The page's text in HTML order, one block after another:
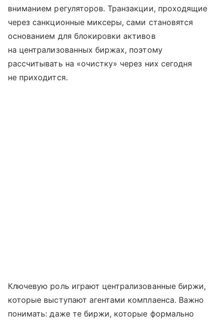
вниманием регуляторов. Транзакции, проходящие
через санкционные миксеры, сами становятся
основанием для блокировки активов
на централизованных биржах, поэтому
рассчитывать на «очистку» через них сегодня
не приходится.
Ключевую роль играют централизованные биржи,
которые выступают агентами комплаенса. Важно
понимать: даже те биржи, которые формально